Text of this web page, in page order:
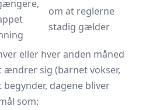
om at reglerne
stadig gælder
eller hver anden måned
ændrer sig (barnet vokser,
dagene bliver
som: